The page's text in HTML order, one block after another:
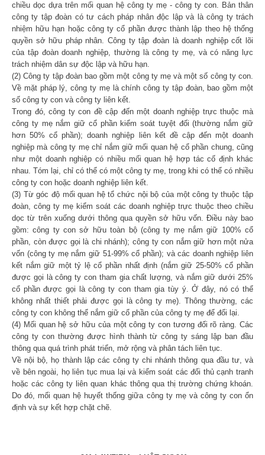
chiều dọc dựa trên mối quan hệ công ty mẹ - công ty con. Bản thân
công ty tập đoàn có tư cách pháp nhân độc lập và là công ty trách
nhiệm hữu hạn hoặc công ty cổ phần được thành lập theo hệ thống
quyền sở hữu pháp nhân. Công ty tập đoàn là doanh nghiệp cốt lõi
của tập đoàn doanh nghiệp, thường là công ty mẹ, và có năng lực
trách nhiệm dân sự độc lập và hữu hạn.
(2) Công ty tập đoàn bao gồm một công ty mẹ và một số công ty con.
Về mặt pháp lý, công ty mẹ là chính công ty tập đoàn, bao gồm một
số công ty con và công ty liên kết.
Trong đó, công ty con đề cập đến một doanh nghiệp trực thuộc mà
công ty mẹ nắm giữ cổ phần kiểm soát tuyệt đối (thường nắm giữ
hơn 50% cổ phần); doanh nghiệp liên kết đề cập đến một doanh
nghiệp mà công ty mẹ chỉ nắm giữ mối quan hệ cổ phần chung, cũng
như một doanh nghiệp có nhiều mối quan hệ hợp tác cố định khác
nhau. Tóm lại, chỉ có thể có một công ty mẹ, trong khi có thể có nhiều
công ty con hoặc doanh nghiệp liên kết.
(3) Từ góc độ mối quan hệ tổ chức nội bộ của một công ty thuộc tập
đoàn, công ty mẹ kiểm soát các doanh nghiệp trực thuộc theo chiều
dọc từ trên xuống dưới thông qua quyền sở hữu vốn. Điều này bao
gồm: công ty con sở hữu toàn bộ (công ty mẹ nắm giữ 100% cổ
phần, còn được gọi là chi nhánh); công ty con nắm giữ hơn một nửa
vốn (công ty mẹ nắm giữ 51-99% cổ phần); và các doanh nghiệp liên
kết nắm giữ một tỷ lệ cổ phần nhất định (nắm giữ 25-50% cổ phần
được gọi là công ty con tham gia chất lượng, và nắm giữ dưới 25%
cổ phần được gọi là công ty con tham gia tùy ý. Ở đây, nó có thể
không nhất thiết phải được gọi là công ty mẹ). Thông thường, các
công ty con không thể nắm giữ cổ phần của công ty mẹ để đổi lại.
(4) Mối quan hệ sở hữu của một công ty con tương đối rõ ràng. Các
công ty con thường được hình thành từ công ty sáng lập ban đầu
thông qua quá trình phát triển, mở rộng và phân tách liên tục.
Về nội bộ, họ thành lập các công ty chi nhánh thông qua đầu tư, và
về bên ngoài, họ liên tục mua lại và kiểm soát các đối thủ cạnh tranh
hoặc các công ty liên quan khác thông qua thị trường chứng khoán.
Do đó, mối quan hệ huyết thống giữa công ty mẹ và công ty con ổn
định và sự kết hợp chặt chẽ.